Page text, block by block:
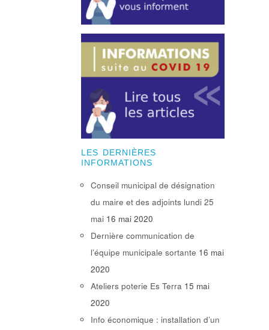
LES DERNIÈRES
INFORMATIONS
Conseil municipal de désignation
du maire et des adjoints lundi 25
mai 16 mai 2020
Dernière communication de
l’équipe municipale sortante 16 mai
2020
Ateliers poterie Es Terra 15 mai
2020
Info économique : installation d’un